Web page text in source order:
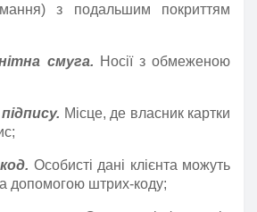
з подальшим покриттям
смуга. Носії з обмеженою
Місце, де власник картки
Особисті дані клієнта можуть
допомогою штрих-коду;